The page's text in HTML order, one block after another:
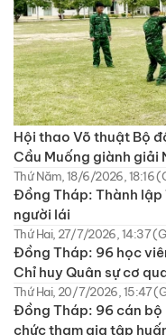
Hội thao Võ thuật Bộ
Cầu Muống giành giải
Thứ Năm, 18/6/2026, 18:16
Đồng Tháp: Thành
người lái
Thứ Hai, 27/7/2026, 14:37
Đồng Tháp: 96 học
Chỉ huy Quân sự cơ
Thứ Hai, 20/7/2026, 15:47
Đồng Tháp: 96 cán bộ
chức tham gia tập